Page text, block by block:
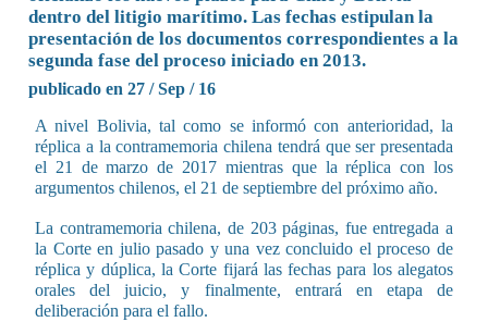
dentro del litigio marítimo. Las fechas estipulan la
presentación de los documentos correspondientes a la
segunda fase del proceso iniciado en 2013.
publicado en 27 / Sep / 16
A nivel Bolivia, tal como se informó con anterioridad, la
réplica a la contramemoria chilena tendrá que ser presentada
el 21 de marzo de 2017 mientras que la réplica con los
argumentos chilenos, el 21 de septiembre del próximo año.
La contramemoria chilena, de 203 páginas, fue entregada a
la Corte en julio pasado y una vez concluido el proceso de
réplica y dúplica, la Corte fijará las fechas para los alegatos
orales del juicio, y finalmente, entrará en etapa de
deliberación para el fallo.